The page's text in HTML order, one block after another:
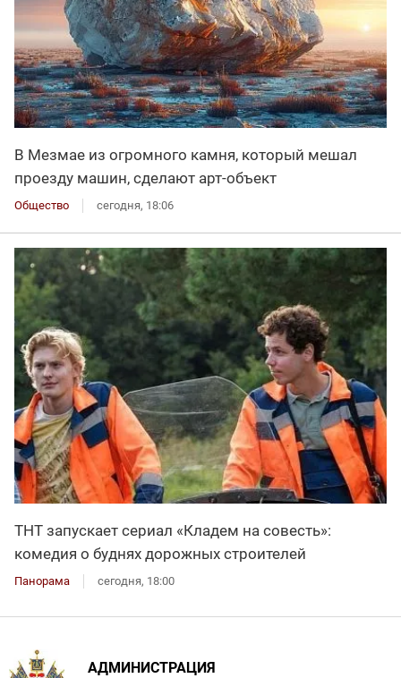
В Мезмае из огромного камня, который мешал
проезду машин, сделают арт-объект
Общество сегодня, 18:06
ТНТ запускает сериал «Кладем на совесть»:
комедия о буднях дорожных строителей
Панорама сегодня, 18:00
АДМИНИСТРАЦИЯ